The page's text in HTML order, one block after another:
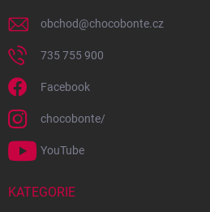
obchod@chocobonte.cz
735 755 900
Facebook
chocobonte/
YouTube
KATEGORIE